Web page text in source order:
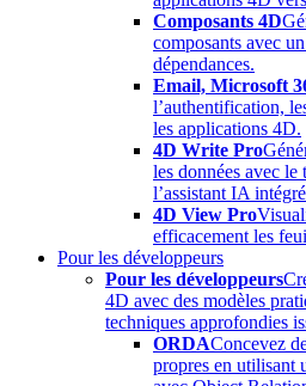
Composants 4D
composants avec
dépendances.
Email, Microsoft
l’authentification,
les applications 4D.
4D Write Pro
les données avec
l’assistant IA
4D View Pro
efficacement les
Pour les développeurs
Pour les développeurs
4D avec des modèles
techniques approfondies
ORDAConcevez
propres en utilisant